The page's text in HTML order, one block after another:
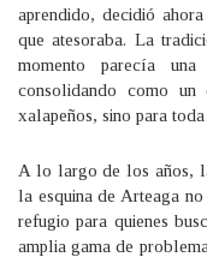
aprendido, decidió
que atesoraba. La
momento parecía
consolidando como
xalapeños, sino para
A lo largo de los años,
la esquina de Arteaga
refugio para quienes
amplia gama de